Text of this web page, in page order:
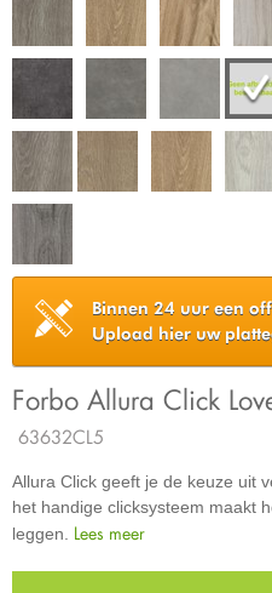
Binnen 24 uur een
Upload hier uw
Forbo Allura Click
63632CL5
Allura Click geeft je de keuze uit
het handige clicksysteem maakt
leggen. Lees meer